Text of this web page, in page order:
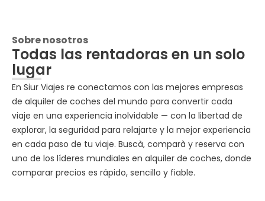
Sobre nosotros
Todas las rentadoras en un solo
lugar
En Siur Viajes re conectamos con las mejores empresas
de alquiler de coches del mundo para convertir cada
viaje en una experiencia inolvidable — con la libertad de
explorar, la seguridad para relajarte y la mejor experiencia
en cada paso de tu viaje. Buscà, comparà y reserva con
uno de los líderes mundiales en alquiler de coches, donde
comparar precios es rápido, sencillo y fiable.